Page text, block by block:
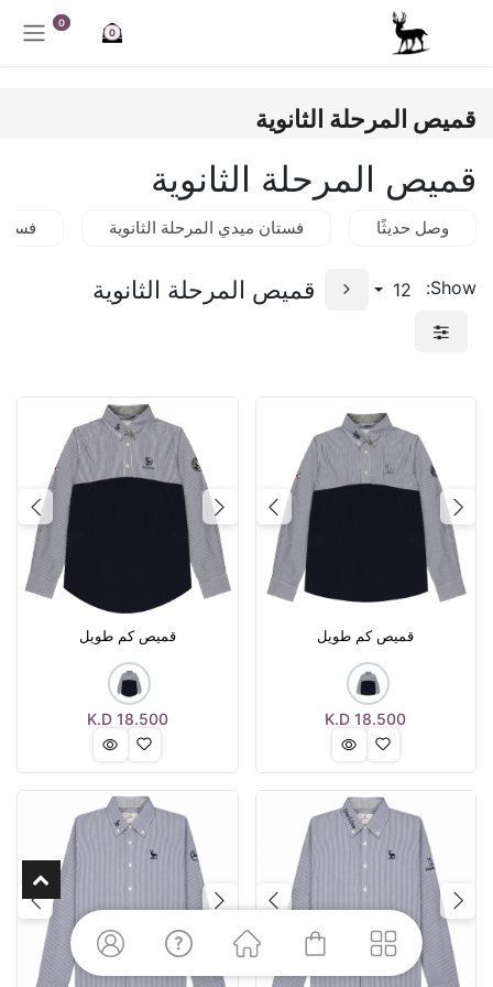
تخطي للذهاب إلى المحتوى
0
0
قميص المرحلة الثانوية
قميص المرحلة الثانوية
وصل حديثًا فستان ميدي المرحلة الثانوية
Show:
12 قميص المرحلة الثانوية
Previous
Next
قميص كم طويل
18.500
K.D
Previous
قميص كم طويل
18.500
K.D
Previous
Next
Previous